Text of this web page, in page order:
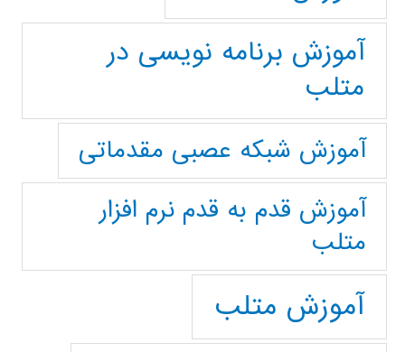
آموزش برنامه نویسی در
متلب
آموزش شبکه عصبی مقدماتی
آموزش قدم به قدم نرم افزار
متلب
آموزش متلب